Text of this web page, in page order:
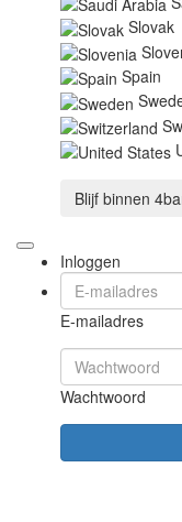
Slovak
Spain
Blijf binnen
Inloggen
E-mailadres
Wachtwoord